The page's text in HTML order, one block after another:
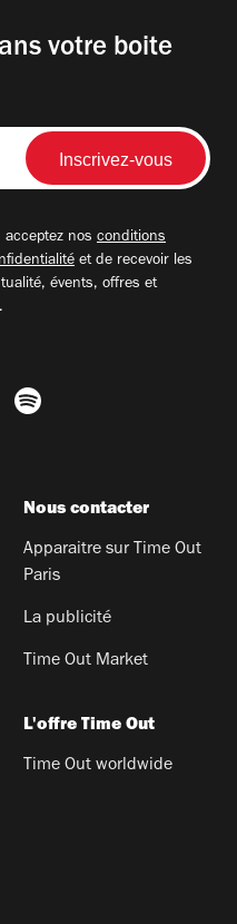
votre boite
nos conditions
et de recevoir les
évents, offres et
Nous contacter
Apparaitre sur Time Out
Paris
La publicité
Time Out Market
L'offre Time Out
Time Out worldwide